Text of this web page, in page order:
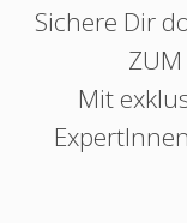
Sichere Dir
ZUM
Mit